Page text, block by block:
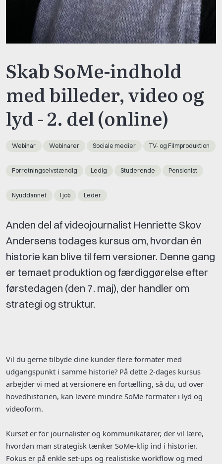
Skab SoMe-indhold
med billeder, video og
lyd - 2. del (online)
Webinar Webinarer Sociale medier TV- og Filmproduktion
Forretningselvstændig Ledig Studerende Pensionist
Nyuddannet I job Leder
Anden del af videojournalist Henriette Skov
Andersens todages kursus om, hvordan én
historie kan blive til fem versioner. Denne gang
er temaet produktion og færdiggørelse efter
førstedagen (den 7. maj), der handler om
strategi og struktur.
Vil du gerne tilbyde dine kunder flere formater med
udgangspunkt i samme historie? På dette 2-dages kursus
arbejder vi med at versionere en fortælling, så du, ud over
hovedhistorien, kan levere mindre SoMe-formater i lyd og
videoform.
Kurset er for journalister og kommunikatører, der vil lære,
hvordan man strategisk tænker SoMe-klip ind i historier.
Fokus er på enkle set-ups og realistiske workflow og med